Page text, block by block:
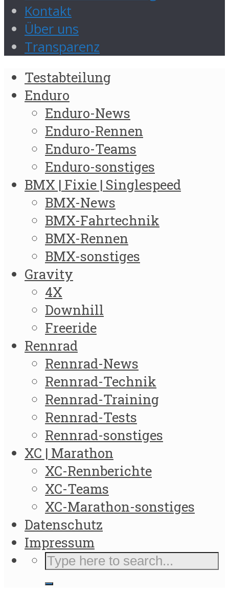
Kontakt
Über uns
Transparenz
Testabteilung
Enduro
Enduro-News
Enduro-Rennen
Enduro-Teams
Enduro-sonstiges
BMX | Fixie | Singlespeed
BMX-News
BMX-Fahrtechnik
BMX-Rennen
BMX-sonstiges
Gravity
4X
Downhill
Freeride
Rennrad
Rennrad-News
Rennrad-Technik
Rennrad-Training
Rennrad-Tests
Rennrad-sonstiges
XC | Marathon
XC-Rennberichte
XC-Teams
XC-Marathon-sonstiges
Datenschutz
Impressum